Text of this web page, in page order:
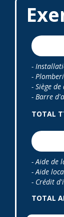
-
-
- Siège de
- Barre
TOTAL
- Aide de
- Aide
- Crédit
TOTAL